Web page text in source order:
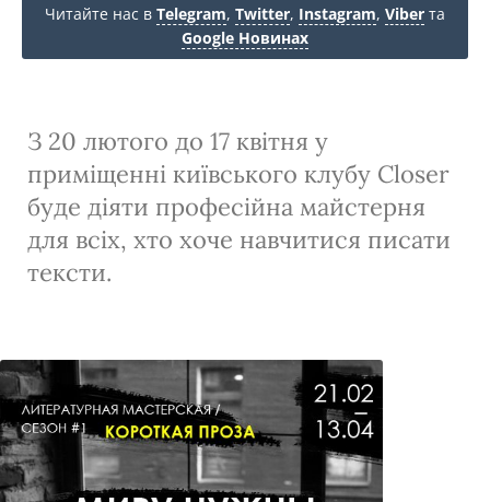
Читайте нас в Telegram, Twitter, Instagram, Viber та
Google Новинах
З 20 лютого до 17 квітня у
приміщенні київського клубу Closer
буде діяти професійна майстерня
для всіх, хто хоче навчитися писати
тексти.